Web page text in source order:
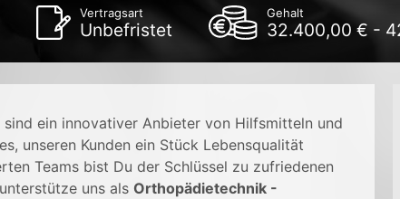
Vertragsart
Unbefristet
Gehalt
32.400,00 € -
ein innovativer Anbieter von Hilfsmitteln und
unseren Kunden ein Stück Lebensqualität
Teams bist Du der Schlüssel zu zufriedenen
uns als Orthopädietechnik -